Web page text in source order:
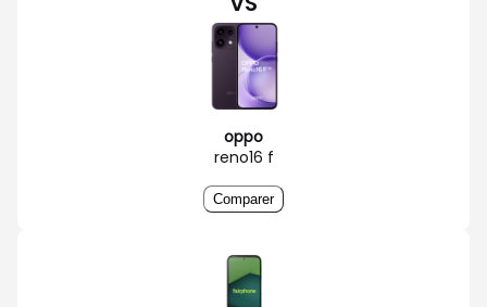
oppo
reno16 f
Comparer